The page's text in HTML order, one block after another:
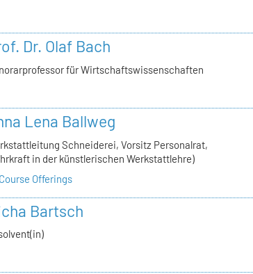
Dr. Olaf Bach
für Wirtschaftswissenschaften
Lena Ballweg
Schneiderei, Vorsitz Personalrat,
in der künstlerischen Werkstattlehre)
Offerings
Bartsch